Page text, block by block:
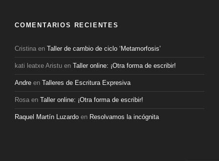
COMENTARIOS RECIENTES
Cristina en Taller de cambio de ciclo ‘Metamorfosis’
kati leatxe Aristu en Taller online: ¡Otra forma de escribir!
Andre en Talleres de Escritura Expresiva
Rosa en Taller online: ¡Otra forma de escribir!
Raquel Martín Luzardo en Resolvamos la incógnita